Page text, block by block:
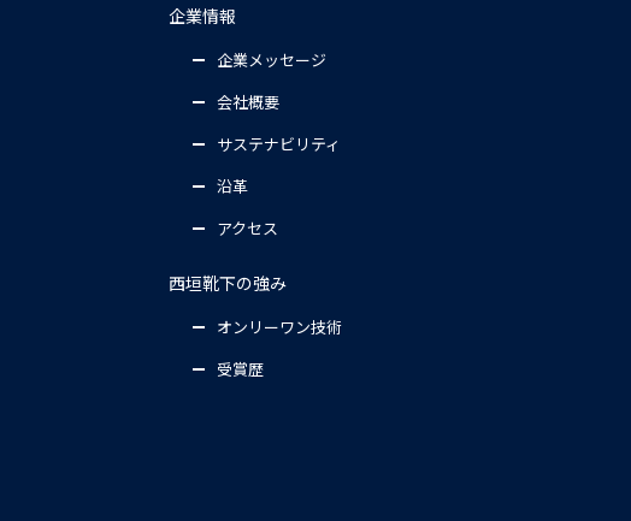
企業情報
企業メッセージ
会社概要
サステナビリティ
沿革
アクセス
西垣靴下の強み
オンリーワン技術
受賞歴